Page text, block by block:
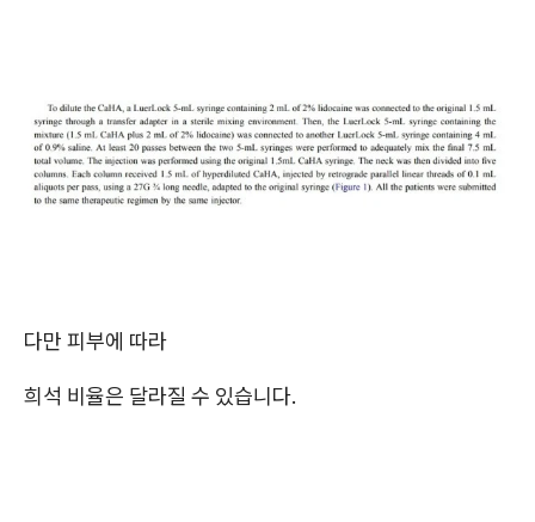
다만 피부에 따라
희석 비율은 달라질 수 있습니다.